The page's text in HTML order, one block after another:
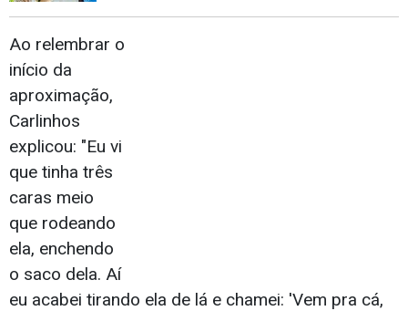
Ao relembrar o
início da
aproximação,
Carlinhos
explicou: "Eu vi
que tinha três
caras meio
que rodeando
ela, enchendo
o saco dela. Aí
eu acabei tirando ela de lá e chamei: 'Vem pra cá,